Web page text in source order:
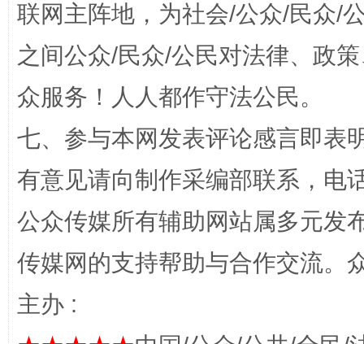
网上购药对药下症？
联网主阵地，为社会/公众/民众/
之间公众/民众/公民对法律、政
众服务！人人都作守法公民。
七、参与本网发表评论感言即表
有意见请向制作采编部联系，电
公众传媒所有辅助网站属多元发
传媒网的支持帮助与合作交流。
主办 :